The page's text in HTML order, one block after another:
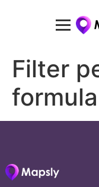
Filter
formula